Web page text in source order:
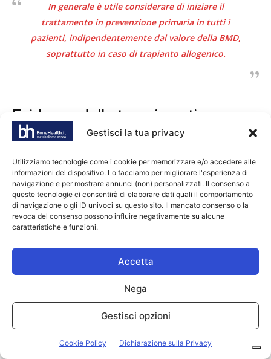
Gestisci la tua privacy
Utilizziamo tecnologie come i cookie per memorizzare e/o accedere alle
informazioni del dispositivo. Lo facciamo per migliorare l'esperienza di
navigazione e per mostrare annunci (non) personalizzati. Il consenso a
queste tecnologie ci consentirà di elaborare dati quali il comportamento
di navigazione o gli ID univoci su questo sito. Il mancato consenso o la
revoca del consenso possono influire negativamente su alcune
caratteristiche e funzioni.
Accetta
Nega
Gestisci opzioni
Cookie Policy Dichiarazione sulla Privacy
In generale è utile considerare di iniziare il
trattamento in prevenzione primaria in tutti i
pazienti, indipendentemente dal valore della BMD,
soprattutto in caso di trapianto allogenico.
Evidenze della terapia anti-
riassorbitiva nel trapianto di
midollo osseo
Il farmaco per il quale esistono le maggiori evidenze è lo
zoledronato (ZOL) che ha dimostrato in diversi studi e con
differente dosaggio e timing di somministrazione di mantenere
o aumentare la BMD lombare e femorale nei pazienti
I principali schemi di somministrazione nei diversi studi clinici
sono i seguenti:
ZOL 4 mg ev per 3 dosi mensili dopo il trapianto nei
pazienti con osteoporosi o con perdita di BMD >
5%/anno [3];